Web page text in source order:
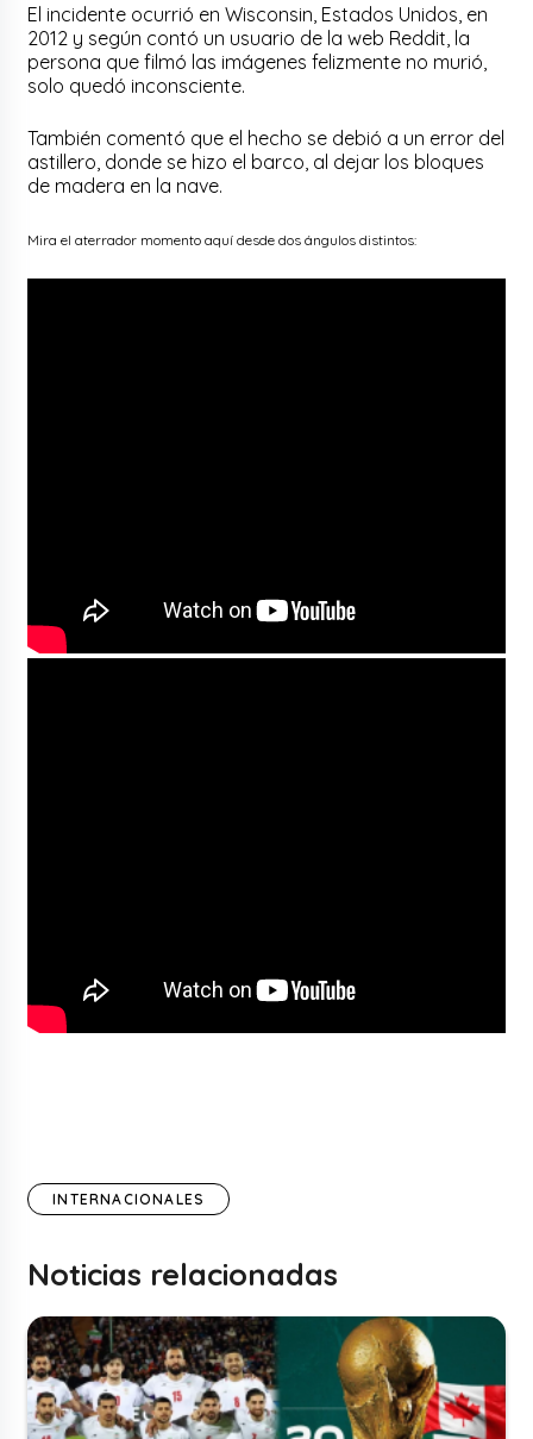
El incidente ocurrió en Wisconsin, Estados Unidos, en
2012 y según contó un usuario de la web Reddit, la
persona que filmó las imágenes felizmente no murió,
solo quedó inconsciente.
También comentó que el hecho se debió a un error del
astillero, donde se hizo el barco, al dejar los bloques
de madera en la nave.
Mira el aterrador momento aquí desde dos ángulos distintos:
INTERNACIONALES
Noticias relacionadas